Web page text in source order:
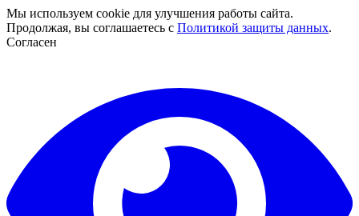
Мы используем cookie для улучшения работы сайта.
Продолжая, вы соглашаетесь с Политикой защиты данных.
Согласен